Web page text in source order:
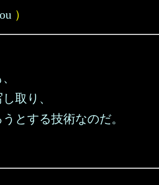
）
取り、
とする技術なのだ。